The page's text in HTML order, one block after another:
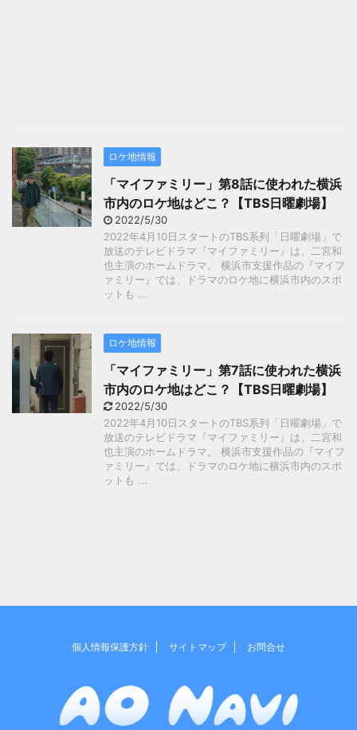
ロケ地情報
「マイファミリー」第8話に使われた横浜
市内のロケ地はどこ？【TBS日曜劇場】
2022/5/30
2022年4月10日スタートのTBS系列「日曜劇場」で
放送のテレビドラマ『マイファミリー』は、二宮和
也主演のホームドラマ。 横浜市支援作品の『マイフ
ァミリー』では、ドラマのロケ地に横浜市内のスポ
ットも ...
ロケ地情報
「マイファミリー」第7話に使われた横浜
市内のロケ地はどこ？【TBS日曜劇場】
2022/5/30
2022年4月10日スタートのTBS系列「日曜劇場」で
放送のテレビドラマ『マイファミリー』は、二宮和
也主演のホームドラマ。 横浜市支援作品の『マイフ
ァミリー』では、ドラマのロケ地に横浜市内のスポ
ットも ...
個人情報保護方針 サイトマップ お問合せ